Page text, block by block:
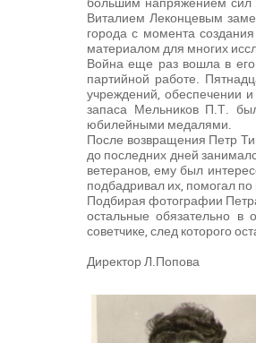
Виталием Леконцевым
города с момента
материалом для многих
Война еще раз вошла в
партийной работе.
учреждений, обеспечении
запаса Мельников П.Т.
юбилейными медалями.
После возвращения Петр
до последних дней
ветеранов, ему был
подбадривал их, помогал
Подбирая фотографии
остальные обязательно
советчике, след которого
Директор Л.Попова